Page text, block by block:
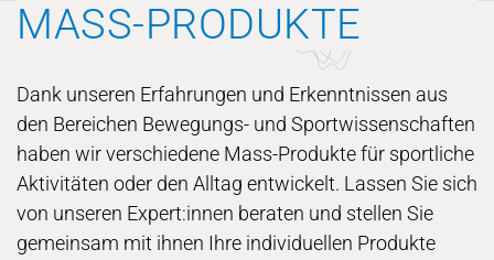
MASS-PRODUKTE
Dank unseren Erfahrungen und Erkenntnissen aus
den Bereichen Bewegungs- und Sportwissenschaften
haben wir verschiedene Mass-Produkte für sportliche
Aktivitäten oder den Alltag entwickelt. Lassen Sie sich
von unseren Expert:innen beraten und stellen Sie
gemeinsam mit ihnen Ihre individuellen Produkte